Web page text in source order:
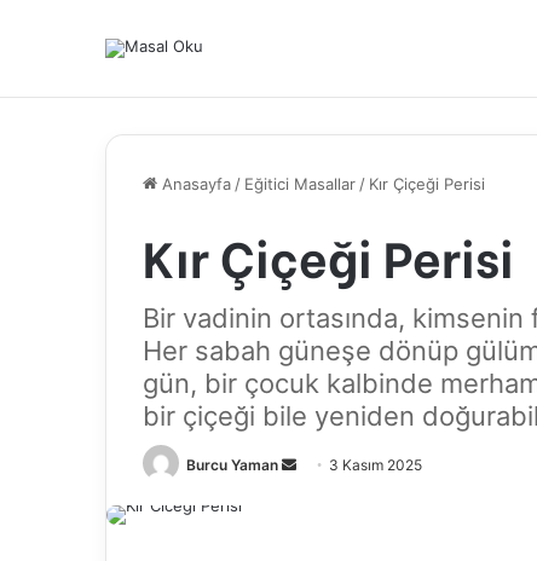
Anasayfa / Eğitici Masallar / Kır Çiçeği Perisi
Kır Çiçeği Perisi
Bir vadinin ortasında,
Her sabah güneşe dönüp
gün, bir çocuk kalbinde
bir çiçeği bile yeniden
Burcu Yaman
Bir
3 Kasım 2025